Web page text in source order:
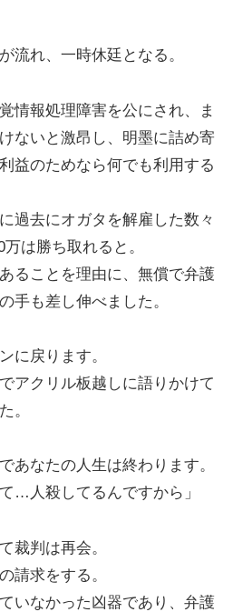
流れ、一時休廷となる。
情報処理障害を公にされ、ま
ないと激昂し、明墨に詰め寄
益のためなら何でも利用する
過去にオガタを解雇した数々
は勝ち取れると。
ることを理由に、無償で弁護
手も差し伸べました。
に戻ります。
アクリル板越しに語りかけて
。
あなたの人生は終わります。
…人殺してるんですから」
裁判は再会。
請求をする。
いなかった凶器であり、弁護